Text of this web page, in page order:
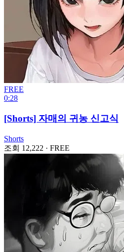
FREE
0:28
[Shorts] 자매의 귀농 신고식
Shorts
조회 12,222 · FREE